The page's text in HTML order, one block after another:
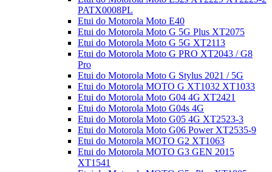
PATX0008PL
Etui do Motorola Moto E40
Etui do Motorola Moto G 5G Plus XT2075
Etui do Motorola Moto G 5G XT2113
Etui do Motorola Moto G PRO XT2043 / G8
Pro
Etui do Motorola Moto G Stylus 2021 / 5G
Etui do Motorola MOTO G XT1032 XT1033
Etui do Motorola Moto G04 4G XT2421
Etui do Motorola Moto G04s 4G
Etui do Motorola Moto G05 4G XT2523-3
Etui do Motorola Moto G06 Power XT2535-9
Etui do Motorola MOTO G2 XT1063
Etui do Motorola MOTO G3 GEN 2015
XT1541